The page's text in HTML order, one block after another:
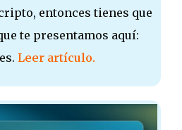
entonces tienes que
te presentamos aquí:
Leer artículo.